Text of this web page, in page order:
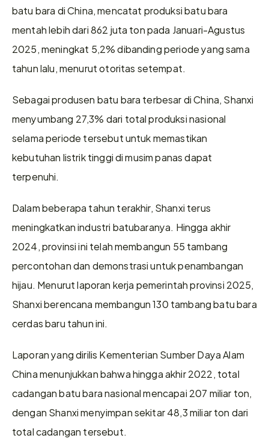
batu bara di China, mencatat produksi batu bara
mentah lebih dari 862 juta ton pada Januari-Agustus
2025, meningkat 5,2% dibanding periode yang sama
tahun lalu, menurut otoritas setempat.
Sebagai produsen batu bara terbesar di China, Shanxi
menyumbang 27,3% dari total produksi nasional
selama periode tersebut untuk memastikan
kebutuhan listrik tinggi di musim panas dapat
terpenuhi.
Dalam beberapa tahun terakhir, Shanxi terus
meningkatkan industri batubaranya. Hingga akhir
2024, provinsi ini telah membangun 55 tambang
percontohan dan demonstrasi untuk penambangan
hijau. Menurut laporan kerja pemerintah provinsi 2025,
Shanxi berencana membangun 130 tambang batu bara
cerdas baru tahun ini.
Laporan yang dirilis Kementerian Sumber Daya Alam
China menunjukkan bahwa hingga akhir 2022, total
cadangan batu bara nasional mencapai 207 miliar ton,
dengan Shanxi menyimpan sekitar 48,3 miliar ton dari
total cadangan tersebut.